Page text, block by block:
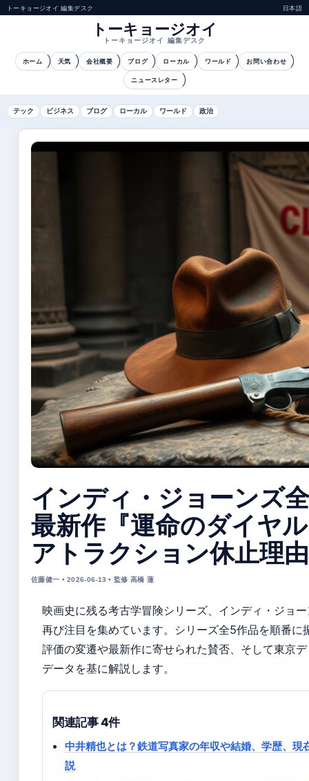
トーキョージオイ 編集デスク 日本語
トーキョージオイ
トーキョージオイ 編集デスク
ホーム 天気 会社概要 ブログ ローカル ワールド お問い合わせ
ニュースレター
テック ビジネス ブログ ローカル ワールド 政治
インディ・ジョーンズ
最新作『運命のダイヤ
アトラクション休止理
佐藤健一 • 2026-06-13 • 監修 高橋 蓮
映画史に残る考古学冒険シリーズ、インディ・ジョ
再び注目を集めています。シリーズ全5作品を順番に
評価の変遷や最新作に寄せられた賛否、そして東京
データを基に解説します。
関連記事 4件
中井精也とは？鉄道写真家の年収や結婚、学歴、
説